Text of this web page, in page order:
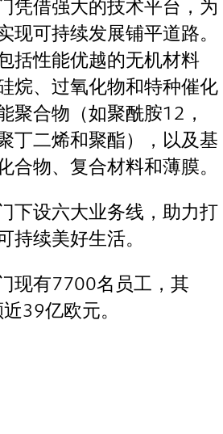
凭借强大的技术平台，为
现可持续发展铺平道路。
括性能优越的无机材料
烷、过氧化物和特种催化
聚合物（如聚酰胺12，
丁二烯和聚酯），以及基
合物、复合材料和薄膜。
下设六大业务线，助力打
持续美好生活。
现有7700名员工，其
39亿欧元。